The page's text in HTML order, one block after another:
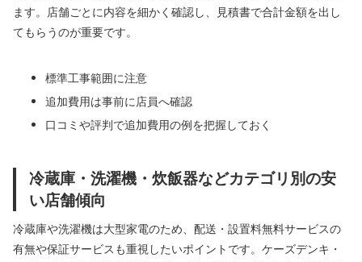
ます。店舗ごとに内容を細かく確認し、見積書で合計金額を出し
てもらうのが重要です。
標準工事範囲に注意
追加費用は事前に店員へ確認
口コミや評判で追加費用の例を把握しておく
冷蔵庫・洗濯機・炊飯器などカテゴリ別の安
い店舗傾向
冷蔵庫や洗濯機は大型家電のため、配送・設置料無料サービスの
有無や保証サービスも重視したいポイントです。ケーズデンキ・